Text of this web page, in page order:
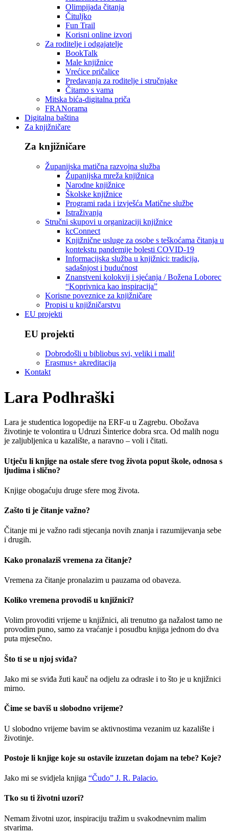
Olimpijada čitanja
Čituljko
Fun Trail
Korisni online izvori
Za roditelje i odgajatelje
BookTalk
Male knjižnice
Vrećice pričalice
Predavanja za roditelje i stručnjake
Čitamo s vama
Mitska bića-digitalna priča
FRANorama
Digitalna baština
Za knjižničare
Za knjižničare
Županijska matična razvojna služba
Županijska mreža knjižnica
Narodne knjižnice
Školske knjižnice
Programi rada i izvješća Matične službe
Istraživanja
Stručni skupovi u organizaciji knjižnice
kcConnect
Knjižnične usluge za osobe s teškoćama čitanja u
kontekstu pandemije bolesti COVID-19
Informacijska služba u knjižnici: tradicija,
sadašnjost i budućnost
Znanstveni kolokvij i sjećanja / Božena Loborec
“Koprivnica kao inspiracija”
Korisne poveznice za knjižničare
Propisi u knjižničarstvu
EU projekti
EU projekti
Dobrodošli u bibliobus svi, veliki i mali!
Erasmus+ akreditacija
Kontakt
Lara Podhraški
Lara je studentica logopedije na ERF-u u Zagrebu. Obožava
životinje te volontira u Udruzi Šinterice dobra srca. Od malih nogu
je zaljubljenica u kazalište, a naravno – voli i čitati.
Utječu li knjige na ostale sfere tvog života poput škole, odnosa s
ljudima i slično?
Knjige obogaćuju druge sfere mog života.
Zašto ti je čitanje važno?
Čitanje mi je važno radi stjecanja novih znanja i razumijevanja sebe
i drugih.
Kako pronalaziš vremena za čitanje?
Vremena za čitanje pronalazim u pauzama od obaveza.
Koliko vremena provodiš u knjižnici?
Volim provoditi vrijeme u knjižnici, ali trenutno ga nažalost tamo ne
provodim puno, samo za vraćanje i posudbu knjiga jednom do dva
puta mjesečno.
Što ti se u njoj sviđa?
Jako mi se sviđa žuti kauč na odjelu za odrasle i to što je u knjižnici
mirno.
Čime se baviš u slobodno vrijeme?
U slobodno vrijeme bavim se aktivnostima vezanim uz kazalište i
životinje.
Postoje li knjige koje su ostavile izuzetan dojam na tebe? Koje?
Jako mi se svidjela knjiga “Čudo” J. R. Palacio.
Tko su ti životni uzori?
Nemam životni uzor, inspiraciju tražim u svakodnevnim malim
stvarima.